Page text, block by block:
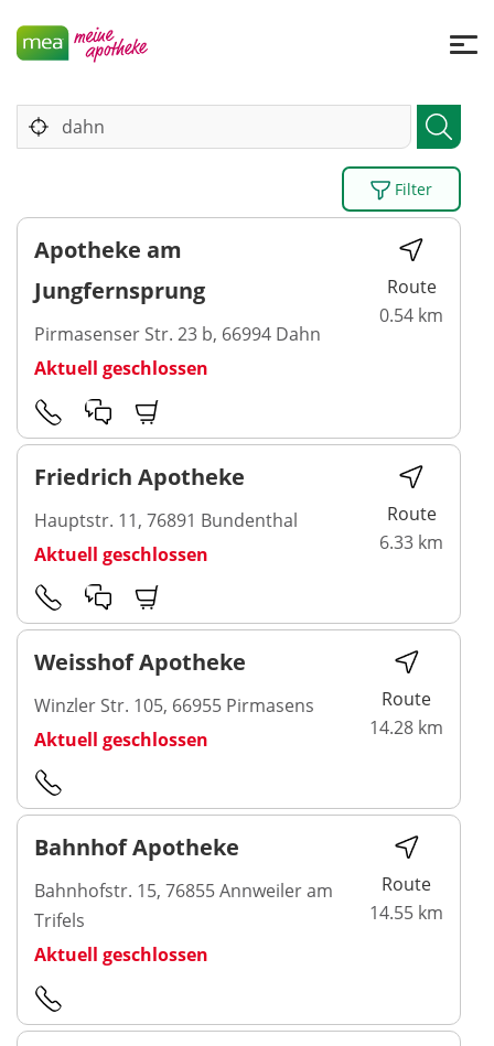
Filter
Apotheke am
Jungfernsprung
Pirmasenser Str. 23 b, 66994 Dahn
Aktuell geschlossen
Route
0.54 km
Friedrich Apotheke
Hauptstr. 11, 76891 Bundenthal
Aktuell geschlossen
Route
6.33 km
Weisshof Apotheke
Winzler Str. 105, 66955 Pirmasens
Aktuell geschlossen
Route
14.28 km
Bahnhof Apotheke
Bahnhofstr. 15, 76855 Annweiler am
Trifels
Aktuell geschlossen
Route
14.55 km